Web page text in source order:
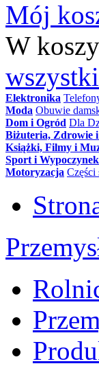
Mój
W
Elektronika
Moda Obuwie
Dom i Ogród Dla
Biżuteria, Zdrowie
Książki, Filmy i
Sport i Wypoczynek
Motoryzacja Części